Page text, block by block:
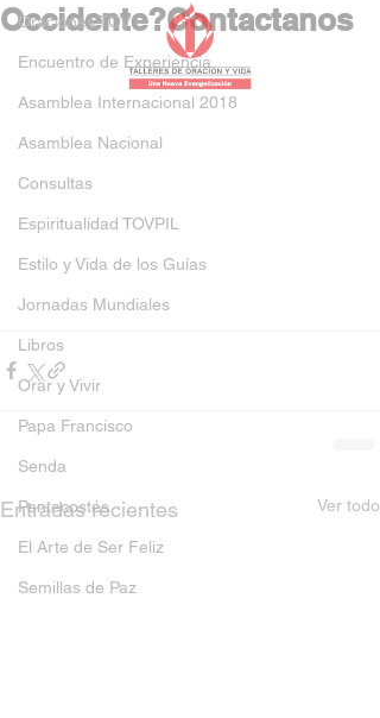
Oraciones TOV
Encuentro de Experiencia
Asamblea Internacional 2018
Asamblea Nacional
Consultas
Espiritualidad TOVPIL
Estilo y Vida de los Guías
Jornadas Mundiales
Libros
Orar y Vivir
Papa Francisco
Senda
Pentecostés
El Arte de Ser Feliz
Semillas de Paz
Occidente?Contactanos
Entradas recientes Ver todo